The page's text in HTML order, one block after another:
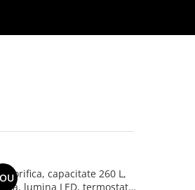
capacitate 260 L,
lumina LED, termostat,